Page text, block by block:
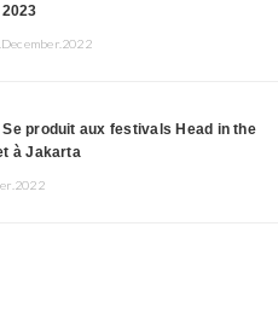
produit aux festivals Head in the
à Jakarta